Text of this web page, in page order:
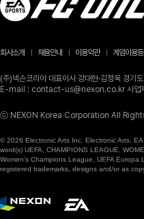
회사소개 채용안내 이용약관 게임이용
(주)넥슨코리아 대표이사 강대현·김정욱
E-mail : contact-us@nexon.co.kr 사업
ⓒ NEXON Korea Corporation All
© 2026 Electronic Arts Inc. Electronic Arts,
word(s) UEFA, CHAMPIONS LEAGUE,
Women’s Champions League, UEFA
registered trademarks, designs and/or as